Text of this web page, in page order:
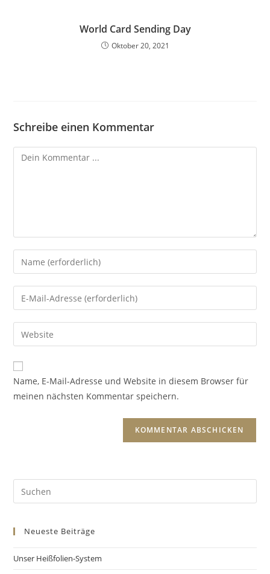
World Card Sending Day
Oktober 20, 2021
Schreibe einen Kommentar
Name, E-Mail-Adresse und Website in diesem Browser für
meinen nächsten Kommentar speichern.
Neueste Beiträge
Unser Heißfolien-System